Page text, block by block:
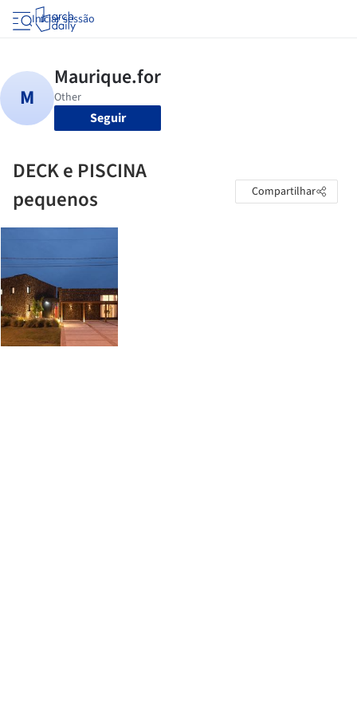
Iniciar sessão
Seguir
DECK e PISCINA
pequenos
Compartilhar